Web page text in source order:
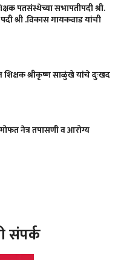
पतसंस्थेच्या सभापतीपदी श्री.
श्री .विकास गायकवाड यांची
शिक्षक श्रीकृष्ण साळुंखे यांचे दुःखद
मोफत नेत्र तपासणी व आरोग्य
संपर्क